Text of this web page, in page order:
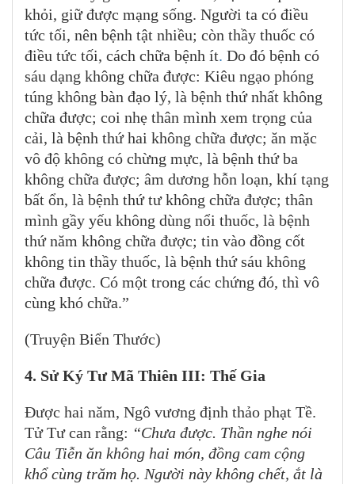
khỏi, giữ được mạng sống. Người ta có điều
tức tối, nên bệnh tật nhiều; còn thầy thuốc có
điều tức tối, cách chữa bệnh ít. Do đó bệnh có
sáu dạng không chữa được: Kiêu ngạo phóng
túng không bàn đạo lý, là bệnh thứ nhất không
chữa được; coi nhẹ thân mình xem trọng của
cải, là bệnh thứ hai không chữa được; ăn mặc
vô độ không có chừng mực, là bệnh thứ ba
không chữa được; âm dương hỗn loạn, khí tạng
bất ổn, là bệnh thứ tư không chữa được; thân
mình gầy yếu không dùng nổi thuốc, là bệnh
thứ năm không chữa được; tin vào đồng cốt
không tin thầy thuốc, là bệnh thứ sáu không
chữa được. Có một trong các chứng đó, thì vô
cùng khó chữa.”
(Truyện Biển Thước)
4. Sử Ký Tư Mã Thiên III: Thế Gia
Được hai năm, Ngô vương định thảo phạt Tề.
Tử Tư can rằng: “Chưa được. Thần nghe nói
Câu Tiễn ăn không hai món, đồng cam cộng
khổ cùng trăm họ. Người này không chết, ắt là